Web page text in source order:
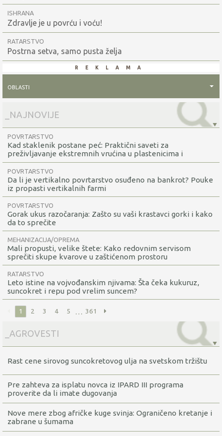
ISHRANA
Zdravlje je u povrću i voću!
RATARSTVO
Postrna setva, samo pusta želja
reklama
oblasti
POVRTARSTVO
Kad staklenik postane peć: Praktični saveti za
preživljavanje ekstremnih vrućina u plastenicima i
staklenicima
POVRTARSTVO
Da li je vertikalno povrtarstvo osuđeno na bankrot? Pouke
iz propasti vertikalnih farmi
POVRTARSTVO
Gorak ukus razočaranja: Zašto su vaši krastavci gorki i kako
da to sprečite
MEHANIZACIJA/OPREMA
Mali propusti, velike štete: Kako redovnim servisom
sprečiti skupe kvarove u zaštićenom prostoru
RATARSTVO
Leto istine na vojvođanskim njivama: Šta čeka kukuruz,
suncokret i repu pod vrelim suncem?
1 2 3 4 5 … 361
Rast cene sirovog suncokretovog ulja na svetskom tržištu
Pre zahteva za isplatu novca iz IPARD III programa
proverite da li imate dugovanja
Nove mere zbog afričke kuge svinja: Ograničeno kretanje i
zabrane u šumama